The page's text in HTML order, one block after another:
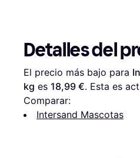
Detalles del
El precio más bajo para
kg es 18,99 €. Esta es
Comparar:
Intersand Mascotas